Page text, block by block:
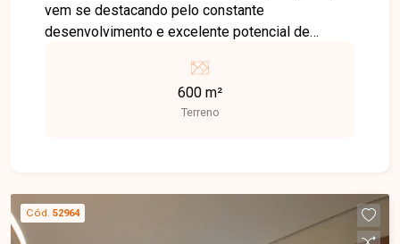
vem se destacando pelo constante
desenvolvimento e excelente potencial de
tranquilas, áreas de lazer e fácil acesso às
principais vias da cidade, o bairro oferece
qualidade de vida para moradores e ótimas
Novo Mundo. Excelente opção para construção
de empreendimento comercial ou residencial, em
600 m²
Terreno
Cód. 52964